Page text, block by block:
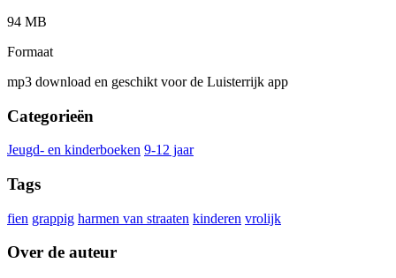
94 MB
Formaat
mp3 download en geschikt voor de Luisterrijk app
Categorieën
Jeugd- en kinderboeken 9-12 jaar
Tags
fien grappig harmen van straaten kinderen vrolijk
Over de auteur